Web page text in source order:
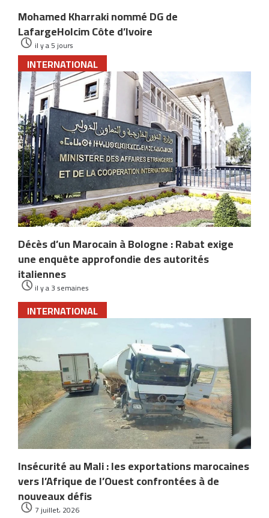
Mohamed Kharraki nommé DG de
LafargeHolcim Côte d’Ivoire
il y a 5 jours
INTERNATIONAL
Décès d’un Marocain à Bologne : Rabat exige
une enquête approfondie des autorités
italiennes
il y a 3 semaines
INTERNATIONAL
Insécurité au Mali : les exportations marocaines
vers l’Afrique de l’Ouest confrontées à de
nouveaux défis
7 juillet، 2026